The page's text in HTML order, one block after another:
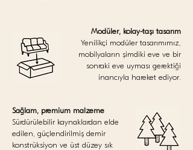
Modüler, kolay-taşı tasarım
Yenilikçi modüler tasarımımız,
mobilyaların şimdiki eve ve bir
sonraki eve uyması gerektiği
inancıyla hareket ediyor.
Sağlam, premium malzeme
Sürdürülebilir kaynaklardan elde
edilen, güçlendirilmiş demir
konstrüksiyon ve üst düzey sık